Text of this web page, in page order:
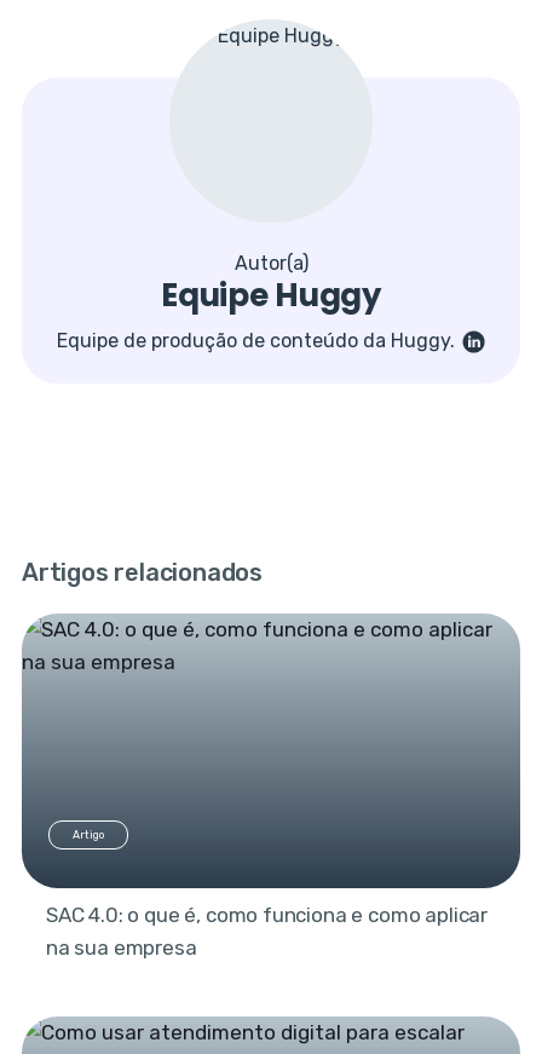
Autor(a)
Equipe Huggy
Equipe de produção de conteúdo da Huggy.
Artigos relacionados
Artigo
SAC 4.0: o que é, como funciona e como aplicar
na sua empresa